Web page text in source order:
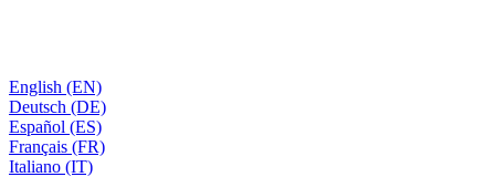
English (EN)
Deutsch (DE)
Español (ES)
Français (FR)
Italiano (IT)